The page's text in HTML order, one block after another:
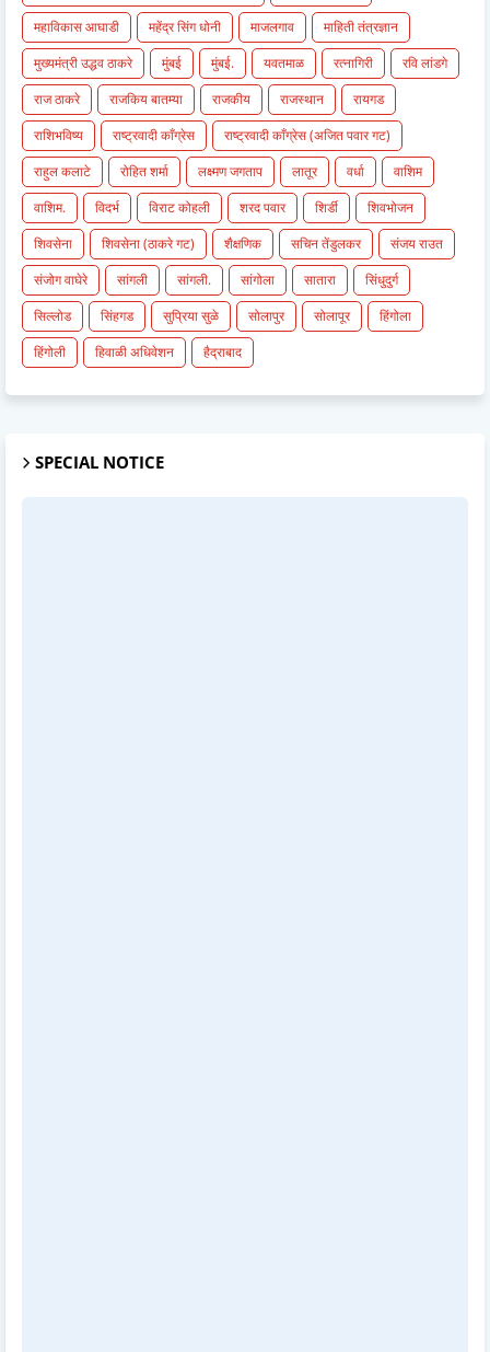
महाविकास आघाडी महेंद्र सिंग धोनी माजलगाव
माहिती तंत्रज्ञान
मुख्यमंत्री उद्धव ठाकरे
मुंबई मुंबई. यवतमाळ रत्नागिरी
रवि लांडगे
राज ठाकरे
राजकिय बातम्या राजकीय राजस्थान
रायगड
राशिभविष्य
राष्ट्रवादी काँग्रेस
राष्ट्रवादी काँग्रेस (अजित पवार गट)
राहुल कलाटे
रोहित शर्मा लक्ष्मण जगताप लातूर वर्धा
वाशिम
वाशिम.
विदर्भ विराट कोहली शरद पवार शिर्डी
शिवभोजन
शिवसेना
शिवसेना (ठाकरे गट) शैक्षणिक सचिन तेंडुलकर
संजय राउत
संजोग वाघेरे
सांगली सांगली. सांगोला सातारा
सिंधुदुर्ग
सिल्लोड
सिंहगड सुप्रिया सुळे सोलापुर सोलापूर
हिंगोला
हिंगोली
हिवाळी अधिवेशन हैद्राबाद
SPECIAL NOTICE